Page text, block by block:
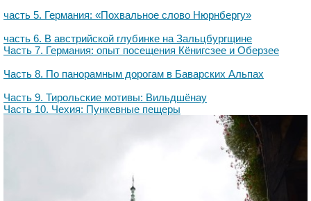
часть 5. Германия: «Похвальное слово Нюрнбергу»
часть 6. В австрийской глубинке на Зальцбургщине
Часть 7. Германия: опыт посещения Кёнигсзее и Оберзее
Часть 8. По панорамным дорогам в Баварских Альпах
Часть 9. Тирольские мотивы: Вильдшёнау
Часть 10. Чехия: Пункевные пещеры